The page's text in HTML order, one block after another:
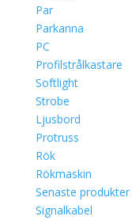
Par
Parkanna
PC
Profilstrålkastare
Softlight
Strobe
Ljusbord
Protruss
Rök
Rökmaskin
Senaste produkter
Signalkabel